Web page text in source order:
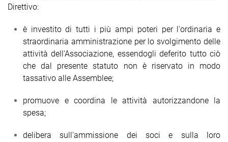
Direttivo:
è investito di tutti i più ampi poteri per l'ordinaria e
straordinaria amministrazione per lo svolgimento delle
attività dell'Associazione, essendogli deferito tutto ciò
che dal presente statuto non è riservato in modo
tassativo alle Assemblee;
promuove e coordina le attività autorizzandone la
spesa;
delibera sull'ammissione dei soci e sulla loro